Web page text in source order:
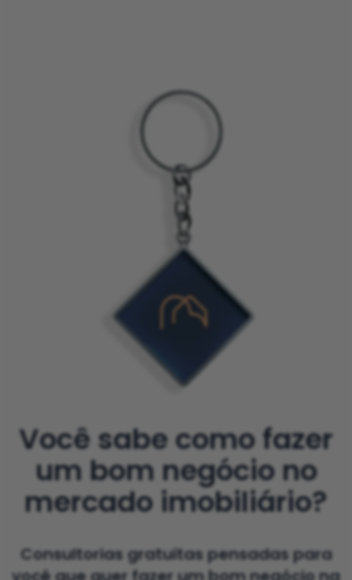
Você sabe como fazer
um bom negócio no
mercado imobiliário?
Consultorias gratuitas pensadas para